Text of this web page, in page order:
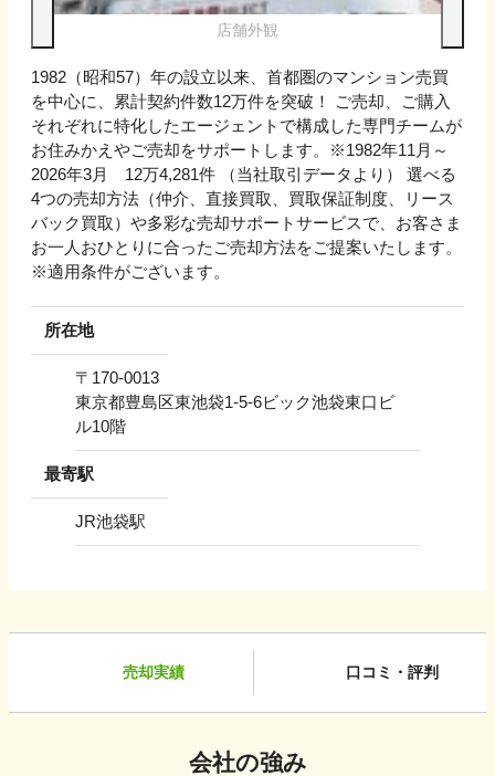
店舗外観
1982（昭和57）年の設立以来、首都圏のマンション売買
を中心に、累計契約件数12万件を突破！ ご売却、ご購入
それぞれに特化したエージェントで構成した専門チームが
お住みかえやご売却をサポートします。※1982年11月～
2026年3月 12万4,281件 （当社取引データより） 選べる
4つの売却方法（仲介、直接買取、買取保証制度、リース
バック買取）や多彩な売却サポートサービスで、お客さま
お一人おひとりに合ったご売却方法をご提案いたします。
※適用条件がございます。
所在地
〒 170-0013
東京都豊島区東池袋1-5-6ビック池袋東口ビ
ル10階
最寄駅
JR池袋駅
売却実績 口コミ・評判
会社の強み